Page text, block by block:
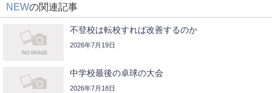
NEWの関連記事
不登校は転校すれば改善するのか
2026年7月19日
中学校最後の卓球の大会
2026年7月18日